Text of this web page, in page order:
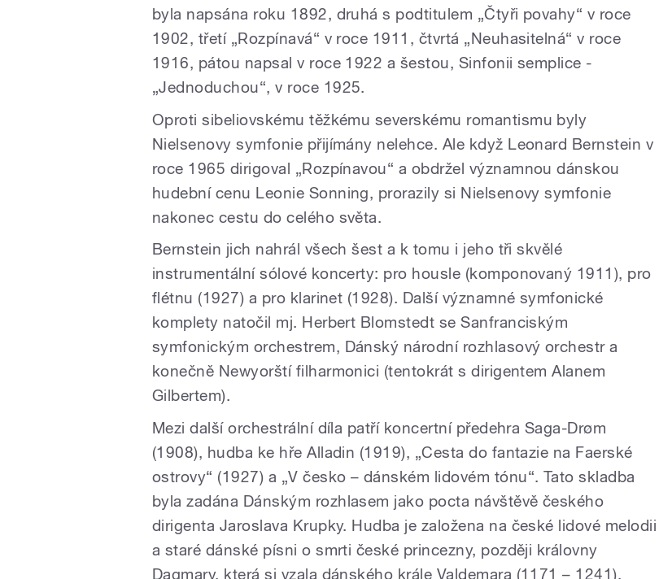
byla napsána roku 1892, druhá s podtitulem „Čtyři povahy“ v roce
1902, třetí „Rozpínavá“ v roce 1911, čtvrtá „Neuhasitelná“ v roce
1916, pátou napsal v roce 1922 a šestou, Sinfonii semplice -
„Jednoduchou“, v roce 1925.
Oproti sibeliovskému těžkému severskému romantismu byly
Nielsenovy symfonie přijímány nelehce. Ale když Leonard Bernstein v
roce 1965 dirigoval „Rozpínavou“ a obdržel významnou dánskou
hudební cenu Leonie Sonning, prorazily si Nielsenovy symfonie
nakonec cestu do celého světa.
Bernstein jich nahrál všech šest a k tomu i jeho tři skvělé
instrumentální sólové koncerty: pro housle (komponovaný 1911), pro
flétnu (1927) a pro klarinet (1928). Další významné symfonické
komplety natočil mj. Herbert Blomstedt se Sanfranciským
symfonickým orchestrem, Dánský národní rozhlasový orchestr a
konečně Newyorští filharmonici (tentokrát s dirigentem Alanem
Gilbertem).
Mezi další orchestrální díla patří koncertní předehra Saga-Drøm
(1908), hudba ke hře Alladin (1919), „Cesta do fantazie na Faerské
ostrovy“ (1927) a „V česko – dánském lidovém tónu“. Tato skladba
byla zadána Dánským rozhlasem jako pocta návštěvě českého
dirigenta Jaroslava Krupky. Hudba je založena na české lidové melodii
a staré dánské písni o smrti české princezny, později královny
Dagmary, která si vzala dánského krále Valdemara (1171 – 1241).